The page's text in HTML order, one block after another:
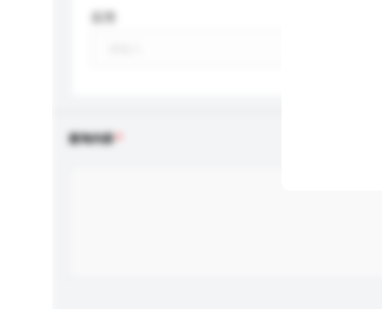
查询内容